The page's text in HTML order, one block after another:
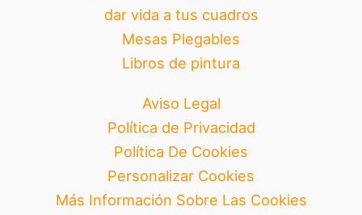
dar vida a tus cuadros
Mesas Plegables
Libros de pintura
Aviso Legal
Política de Privacidad
Política De Cookies
Personalizar Cookies
Más Información Sobre Las Cookies